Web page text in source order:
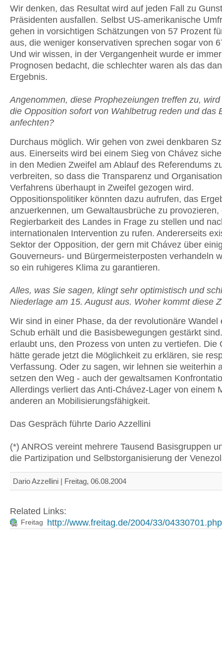
Wir denken, das Resultat wird auf jeden Fall zu
Präsidenten ausfallen. Selbst US-amerikanische
gehen in vorsichtigen Schätzungen von 57 Prozent
aus, die weniger konservativen sprechen sogar von
Und wir wissen, in der Vergangenheit wurde er
Prognosen bedacht, die schlechter waren als das
Ergebnis.
Angenommen, diese Prophezeiungen treffen zu,
die Opposition sofort von Wahlbetrug reden und das
anfechten?
Durchaus möglich. Wir gehen von zwei denkbaren
aus. Einerseits wird bei einem Sieg von Chávez
in den Medien Zweifel am Ablauf des Referendums
verbreiten, so dass die Transparenz und
Verfahrens überhaupt in Zweifel gezogen wird.
Oppositionspolitiker könnten dazu aufrufen, das
anzuerkennen, um Gewaltausbrüche zu provozieren,
Regierbarkeit des Landes in Frage zu stellen und
internationalen Intervention zu rufen. Andererseits
Sektor der Opposition, der gern mit Chávez über
Gouverneurs- und Bürgermeisterposten verhandeln
so ein ruhigeres Klima zu garantieren.
Alles, was Sie sagen, klingt sehr optimistisch und
Niederlage am 15. August aus. Woher kommt diese
Wir sind in einer Phase, da der revolutionäre Wandel
Schub erhält und die Basisbewegungen gestärkt
erlaubt uns, den Prozess von unten zu vertiefen. Die
hätte gerade jetzt die Möglichkeit zu erklären, sie
Verfassung. Oder zu sagen, wir lehnen sie weiterhin
setzen den Weg - auch der gewaltsamen
Allerdings verliert das Anti-Chávez-Lager von einem
anderen an Mobilisierungsfähigkeit.
Das Gespräch führte Dario Azzellini
(*) ANROS vereint mehrere Tausend Basisgruppen
die Partizipation und Selbstorganisierung der
Dario Azzellini | Freitag, 06.08.2004
Related Links:
Freitag http://www.freitag.de/2004/33/04330701.php